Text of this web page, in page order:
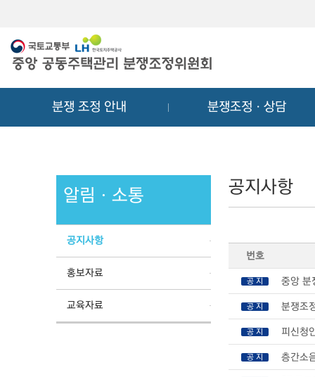
분쟁 조정 안내 분쟁조정ㆍ상담
알림ㆍ소통
공지사항
홍보자료
교육자료
공지사항
번호
공 지 중앙 분
공 지 분쟁조
공 지 피신청
공 지 층간소